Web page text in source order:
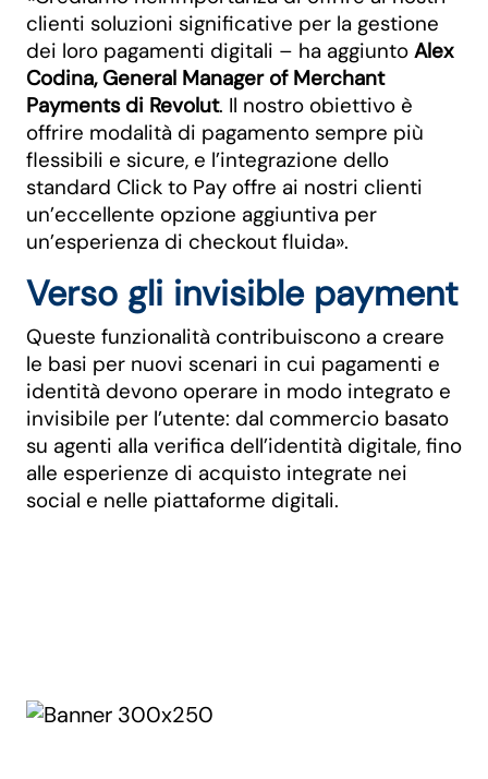
clienti soluzioni significative per la gestione
dei loro pagamenti digitali – ha aggiunto Alex
Codina, General Manager of Merchant
Payments di Revolut. Il nostro obiettivo è
offrire modalità di pagamento sempre più
flessibili e sicure, e l’integrazione dello
standard Click to Pay offre ai nostri clienti
un’eccellente opzione aggiuntiva per
un’esperienza di checkout fluida».
Verso gli invisible payment
Queste funzionalità contribuiscono a creare
le basi per nuovi scenari in cui pagamenti e
identità devono operare in modo integrato e
invisibile per l’utente: dal commercio basato
su agenti alla verifica dell’identità digitale, fino
alle esperienze di acquisto integrate nei
social e nelle piattaforme digitali.